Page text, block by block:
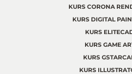
KURS CORONA
KURS DIGITAL
KURS
KURS GAME
KURS
KURS